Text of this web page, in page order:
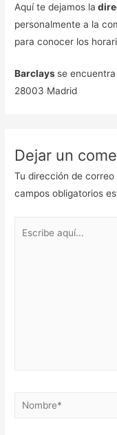
Aquí te dejamos la
personalmente a la
para conocer los
Barclays se
28003 Madrid
Dejar un
Tu dirección de
campos obligatorios
Nombre*